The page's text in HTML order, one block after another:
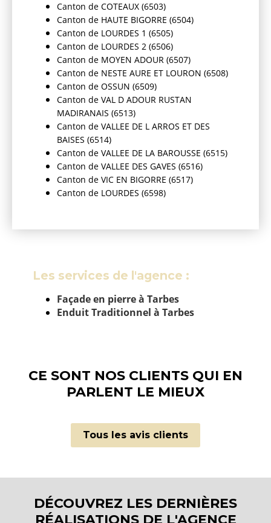
Canton de COTEAUX (6503)
Canton de HAUTE BIGORRE (6504)
Canton de LOURDES 1 (6505)
Canton de LOURDES 2 (6506)
Canton de MOYEN ADOUR (6507)
Canton de NESTE AURE ET LOURON (6508)
Canton de OSSUN (6509)
Canton de VAL D ADOUR RUSTAN
MADIRANAIS (6513)
Canton de VALLEE DE L ARROS ET DES
BAISES (6514)
Canton de VALLEE DE LA BAROUSSE (6515)
Canton de VALLEE DES GAVES (6516)
Canton de VIC EN BIGORRE (6517)
Canton de LOURDES (6598)
Les services de l'agence :
Façade en pierre à Tarbes
Enduit Traditionnel à Tarbes
CE SONT NOS CLIENTS QUI EN
PARLENT LE MIEUX
Tous les avis clients
DÉCOUVREZ LES DERNIÈRES
RÉALISATIONS DE L'AGENCE